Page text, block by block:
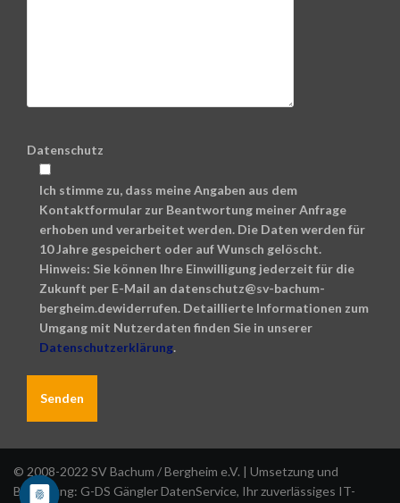
Datenschutz
Ich stimme zu, dass meine Angaben aus dem
Kontaktformular zur Beantwortung meiner Anfrage
erhoben und verarbeitet werden. Die Daten werden für
10 Jahre gespeichert oder auf Wunsch gelöscht.
Hinweis: Sie können Ihre Einwilligung jederzeit für die
Zukunft per E-Mail an datenschutz@sv-bachum-
bergheim.dewiderrufen. Detaillierte Informationen zum
Umgang mit Nutzerdaten finden Sie in unserer
Datenschutzerklärung.
t
© 2008-2022 SV Bachum / Bergheim e.V. | Umsetzung und
Betreuung: G-DS Gängler DatenService, Ihr zuverlässiges IT-